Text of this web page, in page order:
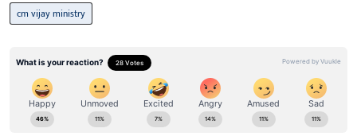
cm vijay ministry